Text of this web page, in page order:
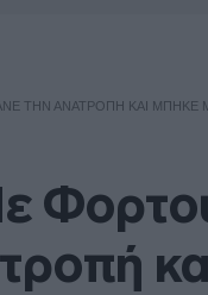
ΤΗΝ ΑΝΑΤΡΟΠΉ ΚΑΙ ΜΠΉΚΕ